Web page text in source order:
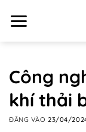
qua
Công
khí thải
ĐĂNG VÀO23/04/